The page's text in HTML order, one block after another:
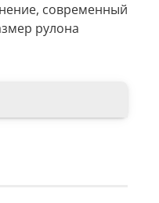
современный
рулона